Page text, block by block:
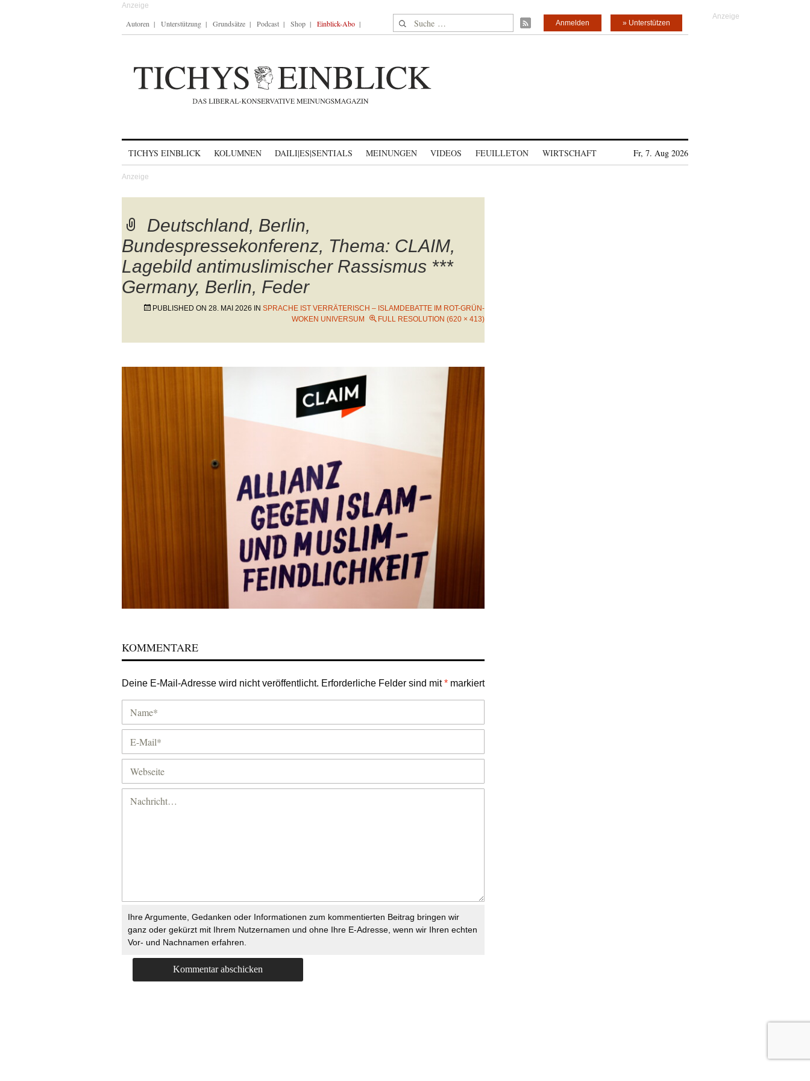
Autoren Unterstützung Grundsätze Podcast Shop Einblick-Abo Suche nach: » Unterstützen
Anmelden
TICHYS EINBLICK KOLUMNEN DAILI|ES|SENTIALS MEINUNGEN VIDEOS FEUILLETON WIRTSCHAFT Fr, 7. Aug 2026
Deutschland, Berlin,
Bundespressekonferenz, Thema: CLAIM,
Lagebild antimuslimischer Rassismus ***
Germany, Berlin, Feder
PUBLISHED ON 28. MAI 2026 IN SPRACHE IST VERRÄTERISCH – ISLAMDEBATTE IM ROT-GRÜN-
WOKEN UNIVERSUM
FULL RESOLUTION (620 × 413)
KOMMENTARE
Deine E-Mail-Adresse wird nicht veröffentlicht. Erforderliche Felder sind mit* markiert
Ihre Argumente, Gedanken oder Informationen zum kommentierten Beitrag bringen wir
ganz oder gekürzt mit Ihrem Nutzernamen und ohne Ihre E-Adresse, wenn wir Ihren echten
Vor- und Nachnamen erfahren.